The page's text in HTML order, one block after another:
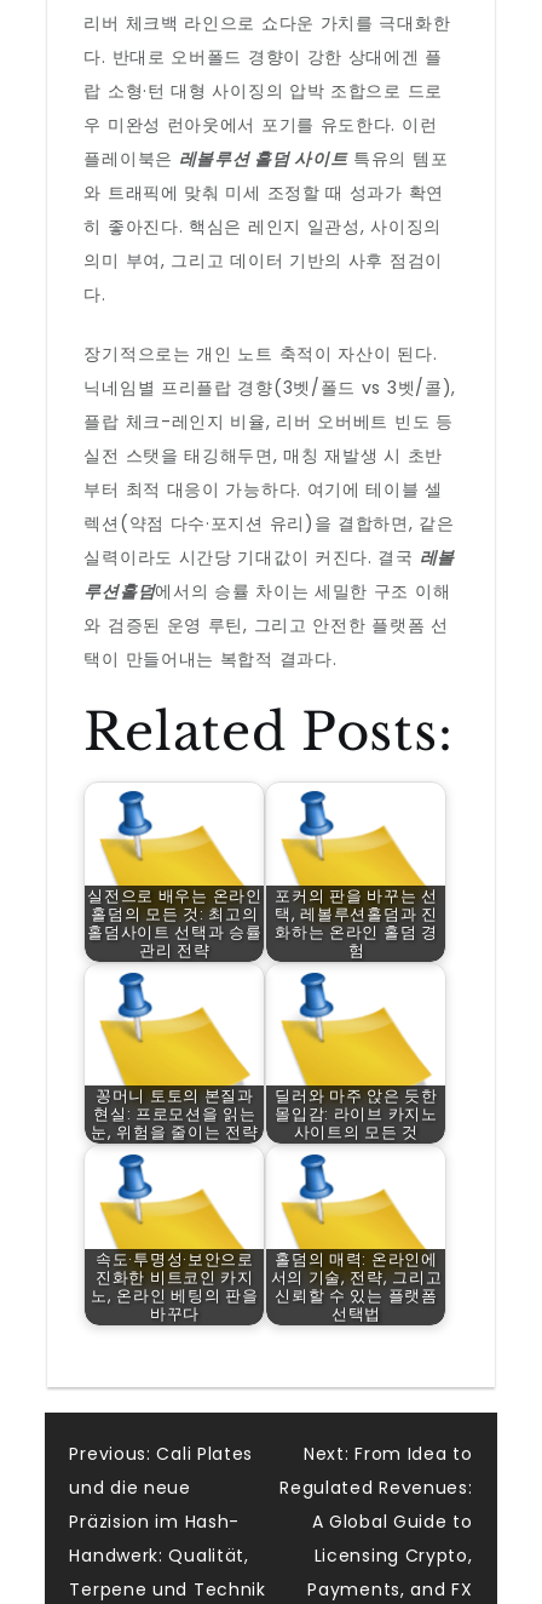
리버 체크백 라인으로 쇼다운 가치를 극대화한
다. 반대로 오버폴드 경향이 강한 상대에겐 플
랍 소형·턴 대형 사이징의 압박 조합으로 드로
우 미완성 런아웃에서 포기를 유도한다. 이런
플레이북은 레볼루션 홀덤 사이트특유의 템포
와 트래픽에 맞춰 미세 조정할 때 성과가 확연
히 좋아진다. 핵심은 레인지 일관성, 사이징의
의미 부여, 그리고 데이터 기반의 사후 점검이
다.
장기적으로는 개인 노트 축적이 자산이 된다.
닉네임별 프리플랍 경향(3벳/폴드 vs 3벳/콜),
플랍 체크-레인지 비율, 리버 오버베트 빈도 등
실전 스탯을 태깅해두면, 매칭 재발생 시 초반
부터 최적 대응이 가능하다. 여기에 테이블 셀
렉션(약점 다수·포지션 유리)을 결합하면, 같은
실력이라도 시간당 기대값이 커진다. 결국 레볼
루션홀덤에서의 승률 차이는 세밀한 구조 이해
와 검증된 운영 루틴, 그리고 안전한 플랫폼 선
택이 만들어내는 복합적 결과다.
Related Posts:
실전으로 배우는 온라인
홀덤의 모든 것: 최고의
홀덤사이트 선택과 승률
관리 전략
포커의 판을 바꾸는 선
택, 레볼루션홀덤과 진
화하는 온라인 홀덤 경
험
꽁머니 토토의 본질과
현실: 프로모션을 읽는
눈, 위험을 줄이는 전략
딜러와 마주 앉은 듯한
몰입감: 라이브 카지노
사이트의 모든 것
속도·투명성·보안으로
진화한 비트코인 카지
노, 온라인 베팅의 판을
바꾸다
홀덤의 매력: 온라인에
서의 기술, 전략, 그리고
신뢰할 수 있는 플랫폼
선택법
Post
navigation
Previous: Cali Plates
und die neue
Präzision im Hash-
Handwerk: Qualität,
Terpene und Technik
Next: From Idea to
Regulated Revenues:
A Global Guide to
Licensing Crypto,
Payments, and FX